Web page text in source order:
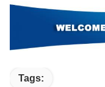
Tags: